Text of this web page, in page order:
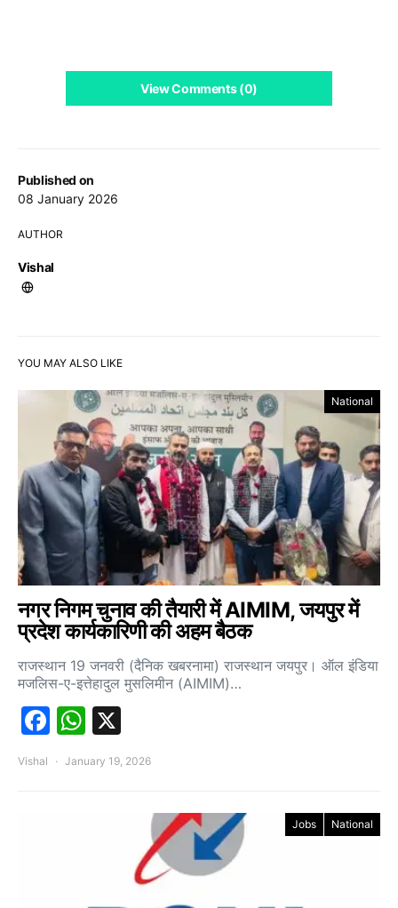
Published on
08 January 2026
AUTHOR
Vishal
View Comments (0)
YOU MAY ALSO LIKE
National
नगर निगम चुनाव की तैयारी में AIMIM, जयपुर में
प्रदेश कार्यकारिणी की अहम बैठक
राजस्थान 19 जनवरी (दैनिक खबरनामा) राजस्थान जयपुर। ऑल इंडिया
मजलिस-ए-इत्तेहादुल मुसलिमीन (AIMIM)…
Facebook
WhatsApp
Vishal January 19, 2026
Jobs National